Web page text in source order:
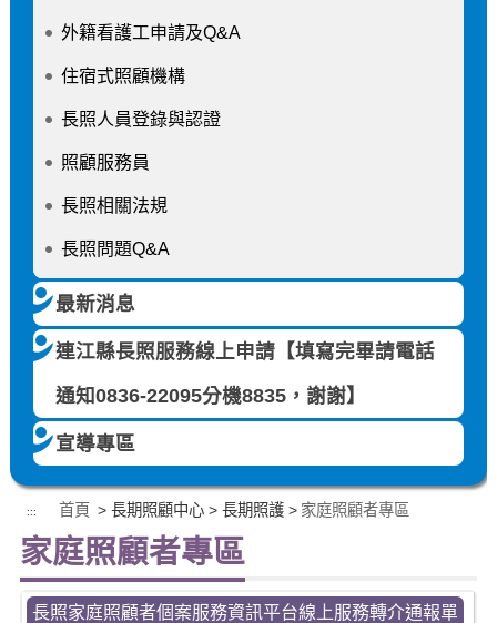
外籍看護工申請及Q&A
住宿式照顧機構
長照人員登錄與認證
照顧服務員
長照相關法規
長照問題Q&A
最新消息
連江縣長照服務線上申請【填寫完畢請電話
通知0836-22095分機8835，謝謝】
宣導專區
::: 首頁 > 長期照顧中心 > 長期照護 > 家庭照顧者專區
家庭照顧者專區
長照家庭照顧者個案服務資訊平台線上服務轉介通報單